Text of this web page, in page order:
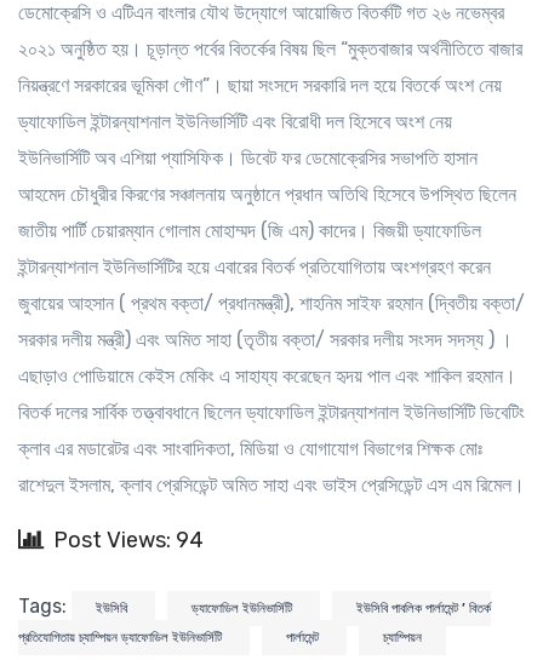
ডেমোক্রেসি ও এটিএন বাংলার যৌথ উদ্যোগে আয়োজিত বিতর্কটি গত ২৬ নভেম্বর
২০২১ অনুষ্ঠিত হয়। চূড়ান্ত পর্বের বিতর্কের বিষয় ছিল “মুক্তবাজার অর্থনীতিতে বাজার
নিয়ন্ত্রণে সরকারের ভূমিকা গৌণ”। ছায়া সংসদে সরকারি দল হয়ে বিতর্কে অংশ নেয়
ড্যাফোডিল ইন্টারন্যাশনাল ইউনিভার্সিটি এবং বিরোধী দল হিসেবে অংশ নেয়
ইউনিভার্সিটি অব এশিয়া প্যাসিফিক। ডিবেট ফর ডেমোক্রেসির সভাপতি হাসান
আহমেদ চৌধুরীর কিরণের সঞ্চালনায় অনুষ্ঠানে প্রধান অতিথি হিসেবে উপস্থিত ছিলেন
জাতীয় পার্টি চেয়ারম্যান গোলাম মোহাম্মদ (জি এম) কাদের। বিজয়ী ড্যাফোডিল
ইন্টারন্যাশনাল ইউনিভার্সিটির হয়ে এবারের বিতর্ক প্রতিযোগিতায় অংশগ্রহণ করেন
জুবায়ের আহসান ( প্রথম বক্তা/ প্রধানমন্ত্রী), শাহনিম সাইফ রহমান (দ্বিতীয় বক্তা/
সরকার দলীয় মন্ত্রী) এবং অমিত সাহা (তৃতীয় বক্তা/ সরকার দলীয় সংসদ সদস্য ) ।
এছাড়াও পোডিয়ামে কেইস মেকিং এ সাহায্য করেছেন হৃদয় পাল এবং শাকিল রহমান।
বিতর্ক দলের সার্বিক তত্ত্বাবধানে ছিলেন ড্যাফোডিল ইন্টারন্যাশনাল ইউনিভার্সিটি ডিবেটিং
ক্লাব এর মডারেটর এবং সাংবাদিকতা, মিডিয়া ও যোগাযোগ বিভাগের শিক্ষক মোঃ
রাশেদুল ইসলাম, ক্লাব প্রেসিডেন্ট অমিত সাহা এবং ভাইস প্রেসিডেন্ট এস এম রিমেল।
Post Views: 94
Tags: ইউসিবি ড্যাফোডিল ইউনিভার্সিটি
ইউসিবি পাবলিক পার্লামেন্ট ’ বিতর্ক
প্রতিযোগিতায় চ্যাম্পিয়ন ড্যাফোডিল ইউনিভার্সিটি
পার্লামেন্ট চ্যাম্পিয়ন